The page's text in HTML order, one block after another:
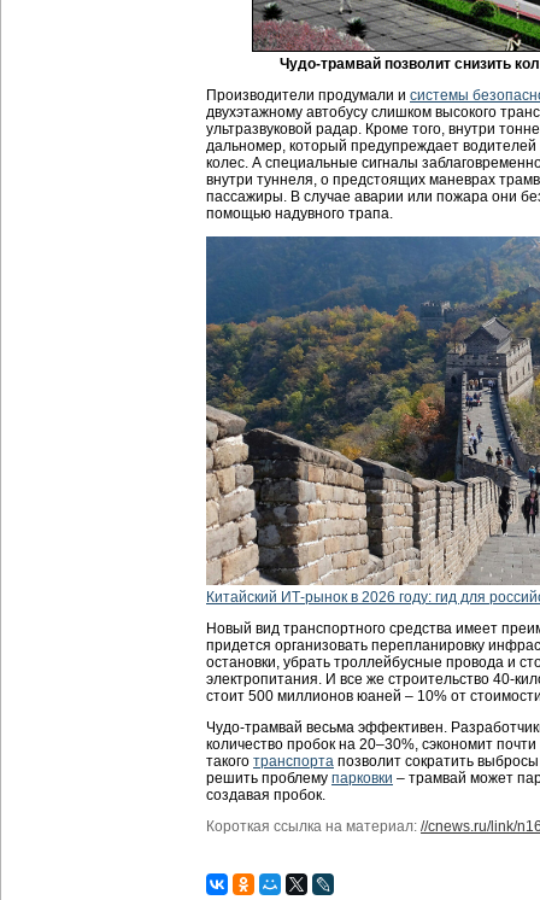
Чудо-трамвай позволит снизить
Производители продумали и системы
двухэтажному автобусу слишком высокого
ультразвуковой радар. Кроме того, внутри
дальномер, который предупреждает
колес. А специальные сигналы
внутри туннеля, о предстоящих маневрах
пассажиры. В случае аварии или пожара они
помощью надувного трапа.
Китайский ИТ-рынок в 2026 году: гид для
Новый вид транспортного средства имеет
придется организовать перепланировку
остановки, убрать троллейбусные провода и
электропитания. И все же строительство 40-
стоит 500 миллионов юаней – 10% от
Чудо-трамвай весьма эффективен.
количество пробок на 20–30%, сэкономит
такого транспорта позволит сократить
решить проблему парковки – трамвай может
создавая пробок.
Короткая ссылка на материал: //cnews.ru/link/